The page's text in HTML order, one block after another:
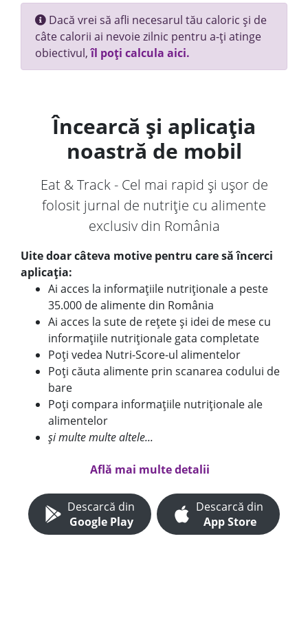
Dacă vrei să afli necesarul tău caloric și de
câte calorii ai nevoie zilnic pentru a-ți atinge
obiectivul,îl poți calcula aici.
Încearcă și aplicația
noastră de mobil
Eat & Track - Cel mai rapid și ușor de
folosit jurnal de nutriție cu alimente
exclusiv din România
Uite doar câteva motive pentru care să încerci
aplicația:
Ai acces la informațiile nutriționale a peste
35.000 de alimente din România
Ai acces la sute de rețete și idei de mese cu
informațiile nutriționale gata completate
Poți vedea Nutri-Score-ul alimentelor
Poți căuta alimente prin scanarea codului de
bare
Poți compara informațiile nutriționale ale
alimentelor
și multe multe altele...
Află mai multe detalii
Descarcă din
Google Play
Descarcă din
App Store